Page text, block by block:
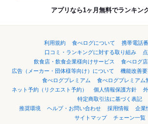
アプリなら1ヶ月無料でランキン
利用規約 食べログについて
携帯電話
口コミ・ランキングに対する取り組み
飲食店・飲食企業様向けサービス
食べログ
広告（メーカー・団体様等向け）について
機能改善要
食べログプレミアム
食べログプレミアム
ネット予約（リクエスト予約）
個人情報保護方針
特定商取引法に基づく表記
推奨環境
ヘルプ・お問い合わせ 採用情報 企業
サイトマップ
チェーン一覧